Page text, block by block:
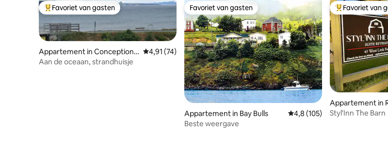
Topfavoriet van gasten
Favoriet van gasten
Appartement in Conception
Bay South
Gemiddelde beoordeling van 4,91 uit 5, 74 recensies
4,91 (74)
Aan de oceaan, strandhuisje
Favoriet van gasten
Favoriet van gasten
Appartement in Bay Bulls Gemiddelde beoordeling van
4,8 (105)
Beste weergave
Topfavoriet van
Favoriet van
Appartement in
Styl'Inn The Barn